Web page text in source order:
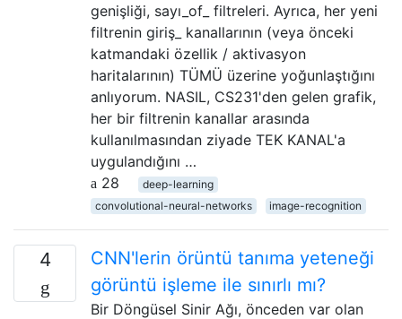
genişliği, sayı_of_ filtreleri. Ayrıca, her yeni
filtrenin giriş_ kanallarının (veya önceki
katmandaki özellik / aktivasyon
haritalarının) TÜMÜ üzerine yoğunlaştığını
anlıyorum. NASIL, CS231'den gelen grafik,
her bir filtrenin kanallar arasında
kullanılmasından ziyade TEK KANAL'a
uygulandığını …
28
deep-learning
convolutional-neural-networks
image-recognition
4
CNN'lerin örüntü tanıma yeteneği
görüntü işleme ile sınırlı mı?
Bir Döngüsel Sinir Ağı, önceden var olan